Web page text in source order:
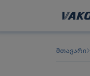
მთავარი